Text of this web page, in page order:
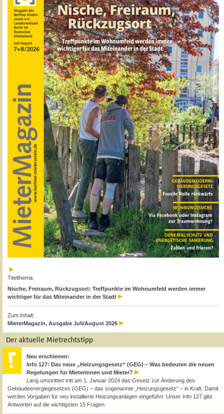
Titelthema:
Nische, Freiraum, Rückzugsort: Treffpunkte im Wohnumfeld werden immer
wichtiger für das Miteinander in der Stadt
Zum Inhalt:
MieterMagazin, Ausgabe Juli/August 2026
Der aktuelle Mietrechtstipp
Neu erschienen:
Info 127: Das neue „Heizungsgesetz“ (GEG) – Was bedeuten die neuen
Regelungen für Mieterinnen und Mieter?
Lang umstritten tritt am 1. Januar 2024 das Gesetz zur Änderung des
Gebäudeenergiegesetzes (GEG) – das sogenannte „Heizungsgesetz“ – in Kraft. Damit
werden Vorgaben für neu installierte Heizungsanlagen eingeführt. Unser Info 127 gibt
Antworten auf die wichtigsten 15 Fragen.